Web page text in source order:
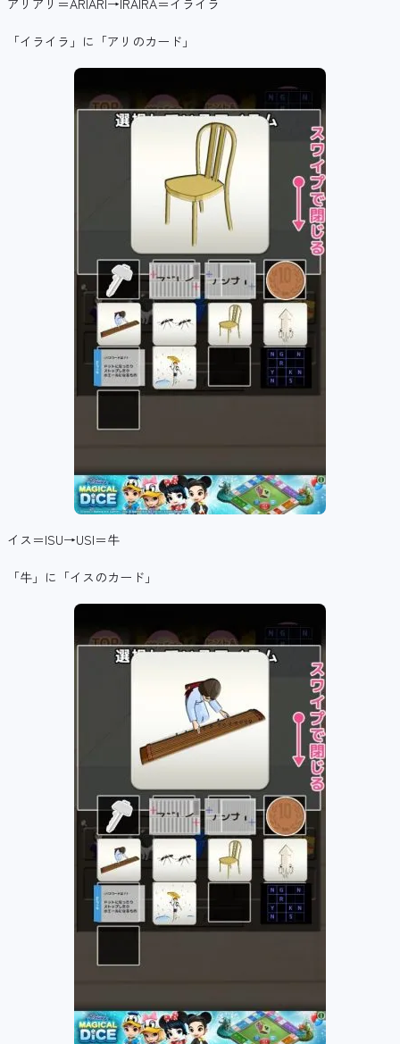
「イライラ」に「アリのカード」
イス＝ISU→USI＝牛
「牛」に「イスのカード」